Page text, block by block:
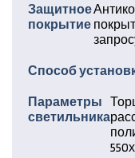
Защитное
покрытие
Способ
Параметры
светильника